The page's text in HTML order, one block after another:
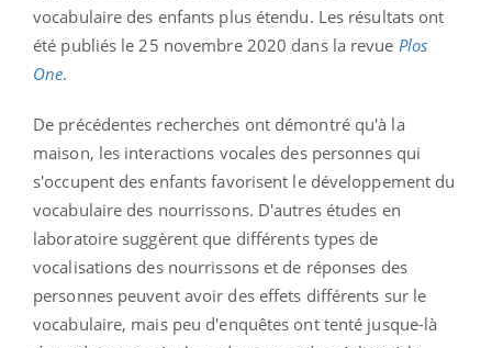
vocabulaire des enfants plus étendu. Les résultats ont
été publiés le 25 novembre 2020 dans la revue Plos
One.
De précédentes recherches ont démontré qu'à la
maison, les interactions vocales des personnes qui
s'occupent des enfants favorisent le développement du
vocabulaire des nourrissons. D'autres études en
laboratoire suggèrent que différents types de
vocalisations des nourrissons et de réponses des
personnes peuvent avoir des effets différents sur le
vocabulaire, mais peu d'enquêtes ont tenté jusque-là